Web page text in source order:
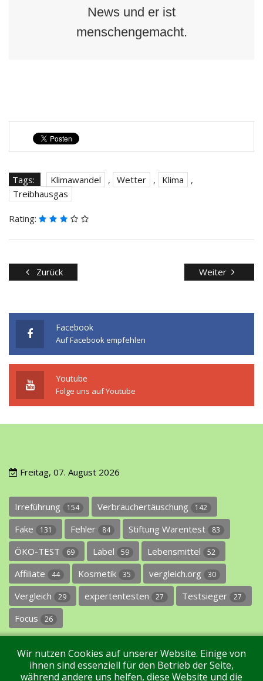
News und er ist
menschengemacht.
Tags: Klimawandel , Wetter , Klima
,
Treibhausgas
Rating:
Zurück Weiter
Facebook
Auf Facebook empfehlen
Youtube
Folge uns auf Youtube
Freitag, 07. August 2026
Irreführung 154 Verbrauchertäuschung 142
Fake 131 Fehler 84 Stiftung Warentest 83
ÖKO-TEST 69 Label 59 Lebensmittel 52
Affiliate 44 Kosmetik 35 vergleich.org 30
Vergleich 29 expertentesten 27 Testsieger 27
Focus 26
Wir nutzen Cookies auf unserer Website. Einige von
ihnen sind essenziell für den Betrieb der Seite,
während andere uns helfen, diese Website und die